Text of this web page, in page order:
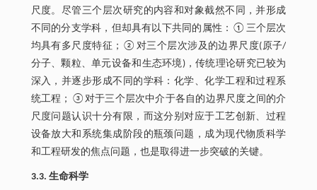
尺度。尽管三个层次研究的内容和对象截然不同，并形成
不同的分支学科，但却具有以下共同的属性：①三个层次
均具有多尺度特征；②对三个层次涉及的边界尺度(原子/
分子、颗粒、单元设备和生态环境)，传统理论研究已较为
深入，并逐步形成不同的学科：化学、化学工程和过程系
统工程；③对于三个层次中介于各自的边界尺度之间的介
尺度问题认识十分有限，而这分别对应于工艺创新、过程
设备放大和系统集成阶段的瓶颈问题，成为现代物质科学
和工程研发的焦点问题，也是取得进一步突破的关键。
3.3. 生命科学